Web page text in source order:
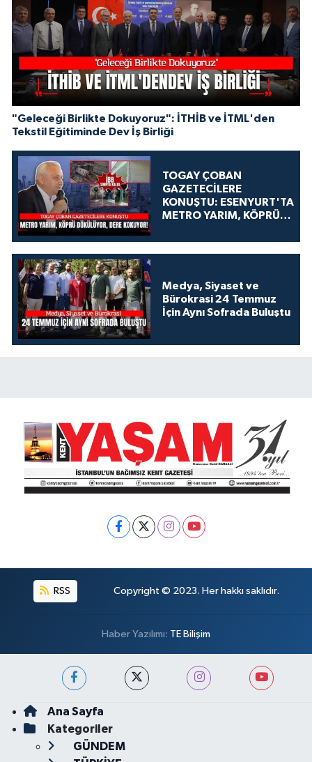
"Geleceği Birlikte Dokuyoruz": İTHİB ve İTML'den
Tekstil Eğitiminde Dev İş Birliği
TOGAY ÇOBAN
GAZETECİLERE
KONUŞTU: ESENYURT'TA
METRO YARIM, KÖPRÜ
KOKUYOR!
Medya, Siyaset ve
Bürokrasi 24 Temmuz
İçin Aynı Sofrada Buluştu
RSS Copyright © 2023. Her hakkı saklıdır.
Haber Yazılımı: TE Bilişim
Ana Sayfa
Kategoriler
GÜNDEM